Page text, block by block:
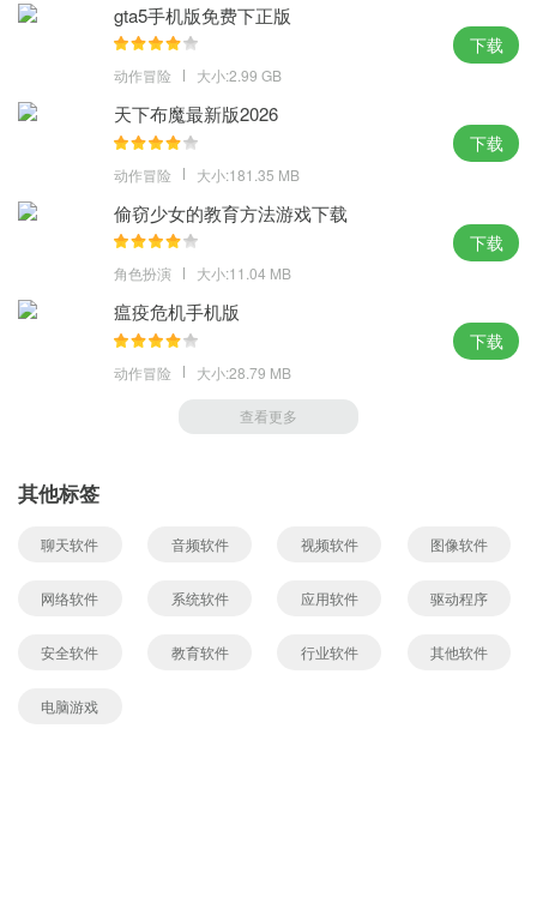
2、已经优化成最适合用户体验的样子，性能是完全不花钱的，并且
收录的插件数目也良多
3、实时更新游戏的相关信息，众多人可以在这里肆意搜刮和下载装
载本身需求的插件
4、为广大游戏玩家带来更多游戏相关内容，再也不用为小号从头配
作为大神就不再只有大号一个，偶尔也是想要换换小号玩点不一样
的花样，黑盒工坊电脑官方下载 即使小号也不用从头配置那些复杂
gta5手机版免费下正版
动作冒险 大小:2.99 GB
下载
天下布魔最新版2026
动作冒险 大小:181.35 MB
下载
偷窃少女的教育方法游戏下载
角色扮演 大小:11.04 MB
下载
瘟疫危机手机版
动作冒险 大小:28.79 MB
下载
查看更多
其他标签
聊天软件 音频软件 视频软件 图像软件
网络软件 系统软件 应用软件 驱动程序
安全软件 教育软件 行业软件 其他软件
电脑游戏